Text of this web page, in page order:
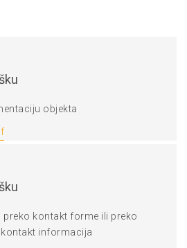
objekta
preko kontakt forme ili preko
informacija